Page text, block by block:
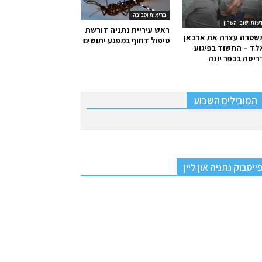
בריאות וסביבה
ראש עיריית נתניה דורשת
טיפול דחוף במפגע יתושים
ישובי השרון
עצרה את ארכאן
– החשוד בפיגוע
בכפר יונה
המובילים השבוע
פייסבוק נתניה און ליין